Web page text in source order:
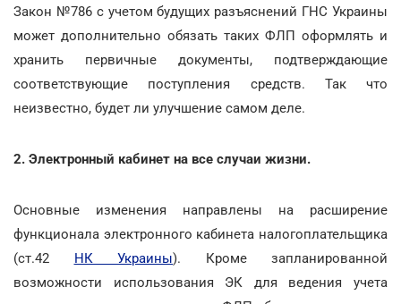
Закон №786 с учетом будущих разъяснений ГНС Украины
может дополнительно обязать таких ФЛП оформлять и
хранить первичные документы, подтверждающие
соответствующие поступления средств. Так что
неизвестно, будет ли улучшение самом деле.
2. Электронный кабинет на все случаи жизни.
Основные изменения направлены на расширение
функционала электронного кабинета налогоплательщика
(ст.42 НК Украины). Кроме запланированной
возможности использования ЭК для ведения учета